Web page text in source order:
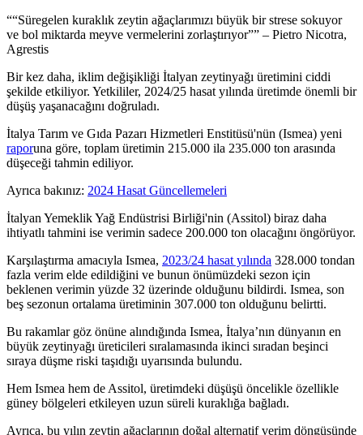
“Süregelen kuraklık zeytin ağaçlarımızı büyük bir strese sokuyor
ve bol miktarda meyve vermelerini zorlaştırıyor ” – Pietro Nicotra,
Agrestis
Bir kez daha, iklim değişikliği İtalyan zeytinyağı üretimini ciddi
şekilde etkiliyor. Yetkililer, 2024/25 hasat yılında üretimde önemli bir
düşüş yaşanacağını doğruladı.
İtalya Tarım ve Gıda Pazarı Hizmetleri Enstitüsü'nün (Ismea) yeni
raporuna göre, toplam üretimin 215.000 ila 235.000 ton arasında
düşeceği tahmin ediliyor.
Ayrıca bakınız: 2024 Hasat Güncellemeleri
İtalyan Yemeklik Yağ Endüstrisi Birliği'nin (Assitol) biraz daha
ihtiyatlı tahmini ise verimin sadece 200.000 ton olacağını öngörüyor.
Karşılaştırma amacıyla Ismea, 2023/24 hasat yılında 328.000 tondan
fazla verim elde edildiğini ve bunun önümüzdeki sezon için
beklenen verimin yüzde 32 üzerinde olduğunu bildirdi. Ismea, son
beş sezonun ortalama üretiminin 307.000 ton olduğunu belirtti.
Bu rakamlar göz önüne alındığında Ismea, İtalya’nın dünyanın en
büyük zeytinyağı üreticileri sıralamasında ikinci sıradan beşinci
sıraya düşme riski taşıdığı uyarısında bulundu.
Hem Ismea hem de Assitol, üretimdeki düşüşü öncelikle özellikle
güney bölgeleri etkileyen uzun süreli kuraklığa bağladı.
Ayrıca, bu yılın zeytin ağaçlarının doğal alternatif verim döngüsünde